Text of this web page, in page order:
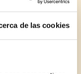
de las cookies